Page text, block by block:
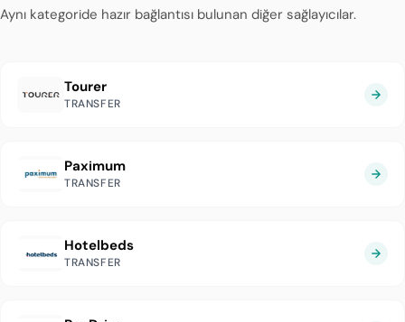
Aynı kategoride hazır bağlantısı bulunan diğer sağlayıcılar.
Tourer
TRANSFER
Paximum
TRANSFER
Hotelbeds
TRANSFER